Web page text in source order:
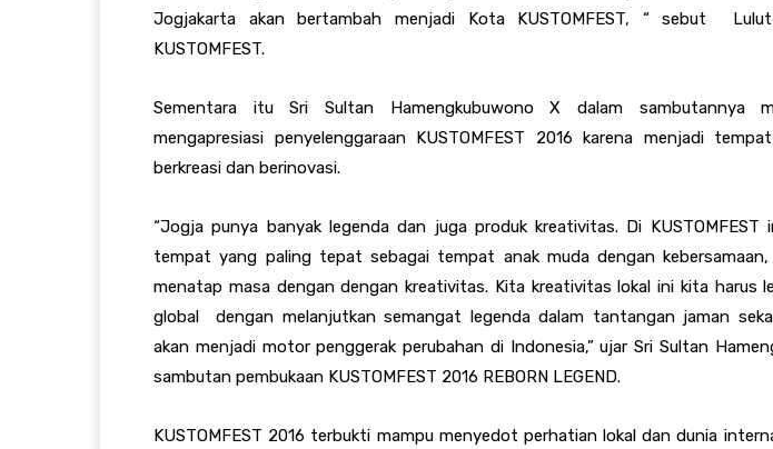
Jogjakarta akan bertambah menjadi Kota KUSTOMFEST, “ sebut
KUSTOMFEST.
Sementara itu Sri Sultan Hamengkubuwono X dalam sambutannya
mengapresiasi penyelenggaraan KUSTOMFEST 2016 karena menjadi
berkreasi dan berinovasi.
“Jogja punya banyak legenda dan juga produk kreativitas. Di KUSTOMFEST
tempat yang paling tepat sebagai tempat anak muda dengan kebersamaan,
menatap masa dengan dengan kreativitas. Kita kreativitas lokal ini kita harus
global dengan melanjutkan semangat legenda dalam tantangan jaman
akan menjadi motor penggerak perubahan di Indonesia,” ujar Sri Sultan
sambutan pembukaan KUSTOMFEST 2016 REBORN LEGEND.
KUSTOMFEST 2016 terbukti mampu menyedot perhatian lokal dan dunia